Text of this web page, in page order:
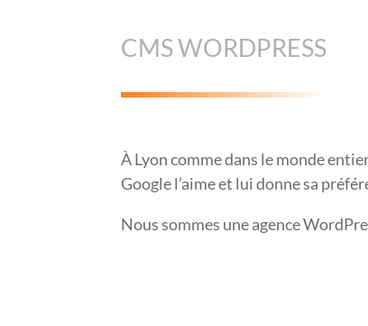
CMS WORDPRESS
À Lyon comme dans le monde
Google l’aime et lui donne sa
Nous sommes une agence